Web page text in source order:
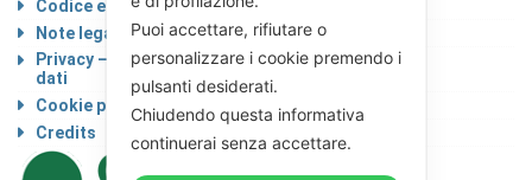
Codice etico
Note legali
Privacy – Informativa sul trattamento dei
dati
Cookie policy
Credits
Puoi accettare, rifiutare o
personalizzare i cookie premendo i
pulsanti desiderati.
Chiudendo questa informativa
continuerai senza accettare.